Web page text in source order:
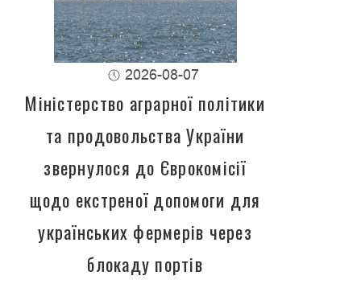
2026-08-07
Міністерство аграрної політики
та продовольства України
звернулося до Єврокомісії
щодо екстреної допомоги для
українських фермерів через
блокаду портів